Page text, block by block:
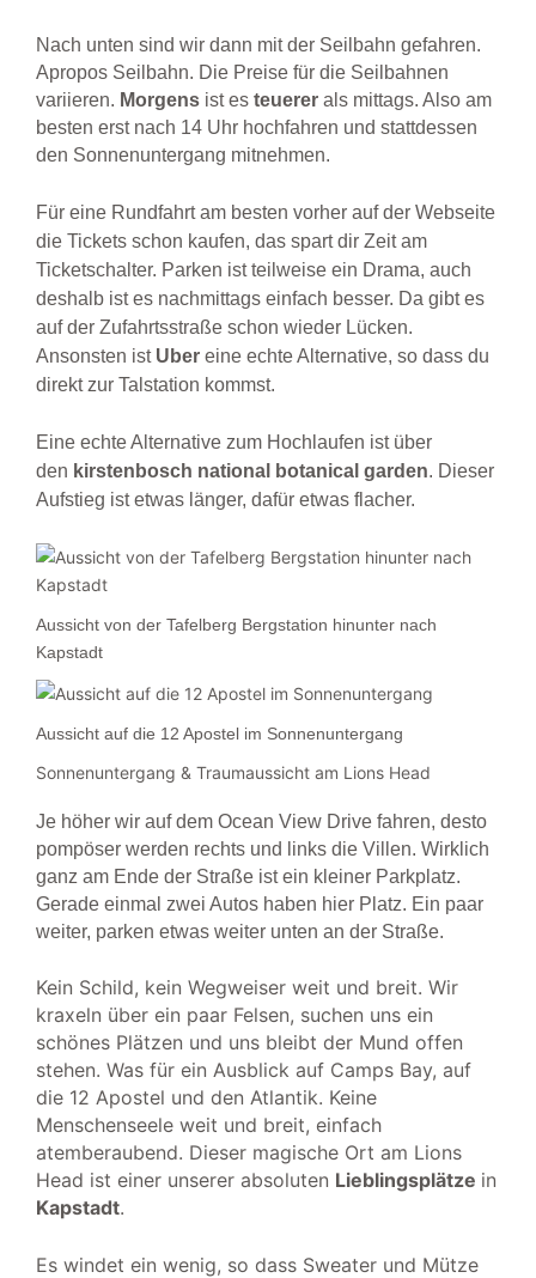
Nach unten sind wir dann mit der Seilbahn gefahren.
Apropos Seilbahn. Die Preise für die Seilbahnen
variieren. Morgens ist es teuerer als mittags. Also am
besten erst nach 14 Uhr hochfahren und stattdessen
den Sonnenuntergang mitnehmen.
Für eine Rundfahrt am besten vorher auf der Webseite
die Tickets schon kaufen, das spart dir Zeit am
Ticketschalter. Parken ist teilweise ein Drama, auch
deshalb ist es nachmittags einfach besser. Da gibt es
auf der Zufahrtsstraße schon wieder Lücken.
Ansonsten ist Uber eine echte Alternative, so dass du
direkt zur Talstation kommst.
Eine echte Alternative zum Hochlaufen ist über
den kirstenbosch national botanical garden. Dieser
Aufstieg ist etwas länger, dafür etwas flacher.
Aussicht von der Tafelberg Bergstation hinunter nach
Kapstadt
Aussicht auf die 12 Apostel im Sonnenuntergang
Sonnenuntergang & Traumaussicht am Lions Head
Je höher wir auf dem Ocean View Drive fahren, desto
pompöser werden rechts und links die Villen. Wirklich
ganz am Ende der Straße ist ein kleiner Parkplatz.
Gerade einmal zwei Autos haben hier Platz. Ein paar
weiter, parken etwas weiter unten an der Straße.
Kein Schild, kein Wegweiser weit und breit. Wir
kraxeln über ein paar Felsen, suchen uns ein
schönes Plätzen und uns bleibt der Mund offen
stehen. Was für ein Ausblick auf Camps Bay, auf
die 12 Apostel und den Atlantik. Keine
Menschenseele weit und breit, einfach
atemberaubend. Dieser magische Ort am Lions
Head ist einer unserer absoluten Lieblingsplätze in
Kapstadt.
Es windet ein wenig, so dass Sweater und Mütze